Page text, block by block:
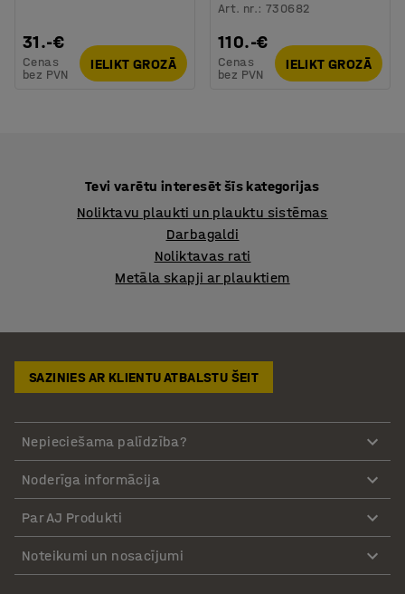
31.-€
Cenas
bez PVN
IELIKT GROZĀ
Art. nr.:730682
110.-€
Cenas
bez PVN
IELIKT GROZĀ
Tevi varētu interesēt šīs kategorijas
Noliktavu plaukti un plauktu sistēmas
Darbagaldi
Noliktavas rati
Metāla skapji ar plauktiem
SAZINIES AR KLIENTU ATBALSTU ŠEIT
Nepieciešama palīdzība?
Noderīga informācija
Par AJ Produkti
Noteikumi un nosacījumi